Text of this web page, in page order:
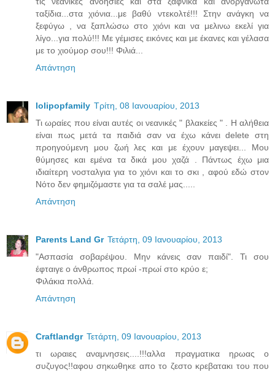
ταξίδια...στα χιόνια...με βαθύ ντεκολτέ!!! Στην ανάγκη να
ξεφύγω , να ξαπλώσω στο χιόνι και να μελινω εκελί για
λίγο...για πολύ!!! Με γέμισες εικόνες και με έκανες και γέλασα
με το χιούμορ σου!!! Φιλιά...
Απάντηση
lolipopfamily Τρίτη, 08 Ιανουαρίου, 2013
Τι ωραίες που είναι αυτές οι νεανικές " βλακείες " . Η αλήθεια
είναι πως μετά τα παιδιά σαν να έχω κάνει delete στη
προηγούμενη μου ζωή λες και με έχουν μαγεψει... Μου
θύμησες και εμένα τα δικά μου χαζά . Πάντως έχω μια
ιδιαίτερη νοσταλγια για το χιόνι και το σκι , αφού εδώ στον
Νότο δεν φημιζόμαστε για τα σαλέ μας.....
Απάντηση
Parents Land Gr Τετάρτη, 09 Ιανουαρίου, 2013
"Ασπασία σοβαρέψου. Μην κάνεις σαν παιδί". Τι σου
έφταιγε ο άνθρωπος πρωί -πρωί στο κρύο ε;
Φιλάκια πολλά.
Απάντηση
Craftlandgr Τετάρτη, 09 Ιανουαρίου, 2013
τι ωραιες αναμνησεις....!!!αλλα πραγματικα ηρωας ο
συζυγος!!αφου σηκωθηκε απο το ζεστο κρεβατακι του που